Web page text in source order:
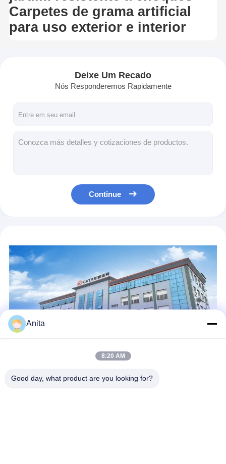
Carpetes de grama artificial
para uso exterior e interior
Deixe Um Recado
Nós Responderemos Rapidamente
Continue
Guangdong Chuanao High-tech Co., Ltd (CATY SPORTS)
Anita
8:20 AM
Good day, what product are you looking for?